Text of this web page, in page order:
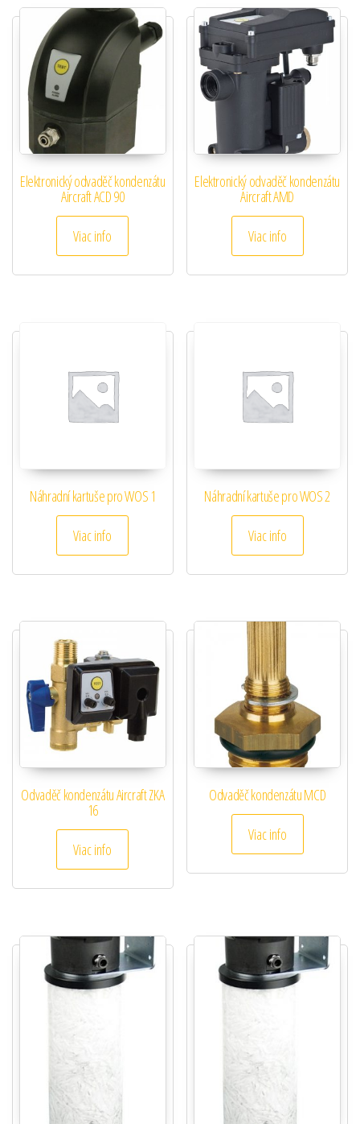
Elektronický odvaděč kondenzátu
Aircraft ACD 90
Viac info
Elektronický odvaděč kondenzátu
Aircraft AMD
Viac info
Náhradní kartuše pro WOS 1
Viac info
Náhradní kartuše pro WOS 2
Viac info
Odvaděč kondenzátu Aircraft ZKA
16
Viac info
Odvaděč kondenzátu MCD
Viac info